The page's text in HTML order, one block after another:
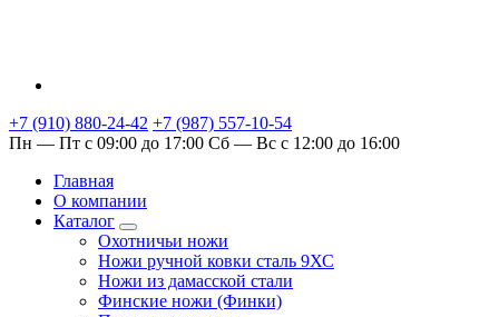
+7 (910) 880-24-42 +7 (987) 557-10-54
Пн — Пт с 09:00 до 17:00 Сб — Вс с 12:00 до 16:00
Главная
О компании
Каталог
Охотничьи ножи
Ножи ручной ковки сталь 9ХС
Ножи из дамасской стали
Финские ножи (Финки)